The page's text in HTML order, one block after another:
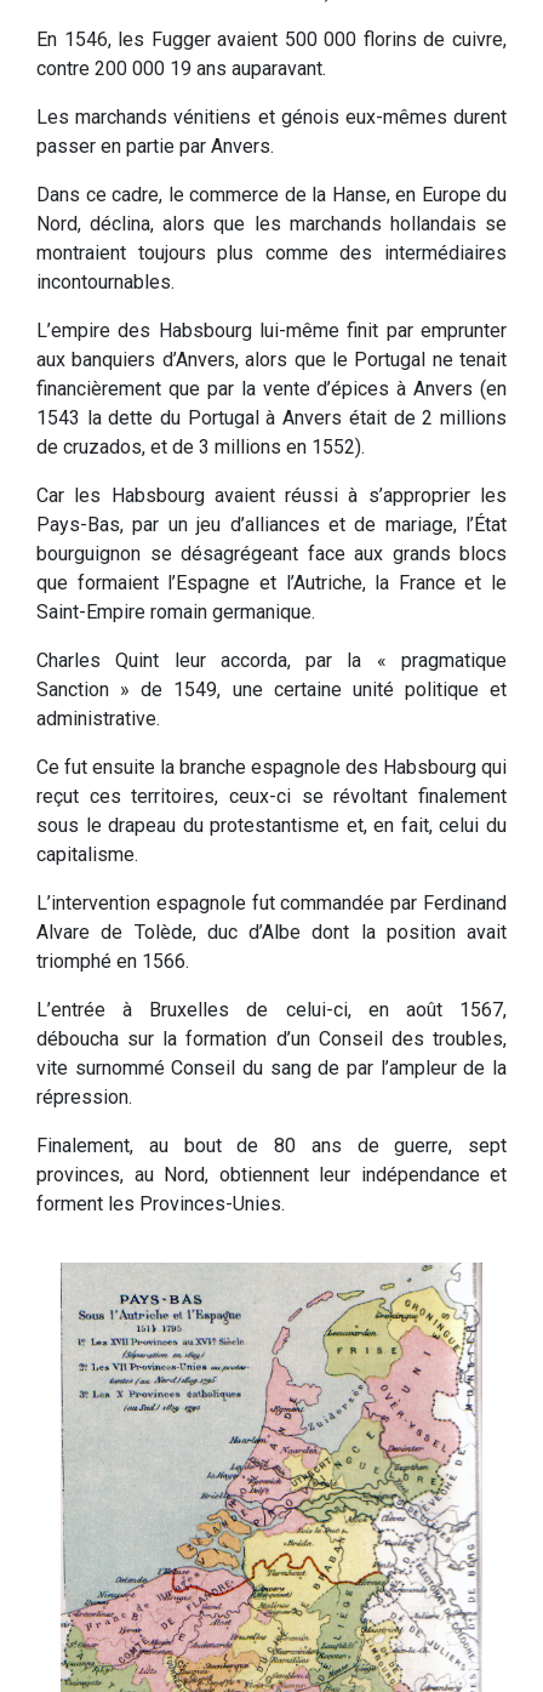
En 1546, les Fugger avaient 500 000 florins de cuivre,
contre 200 000 19 ans auparavant.
Les marchands vénitiens et génois eux-mêmes durent
passer en partie par Anvers.
Dans ce cadre, le commerce de la Hanse, en Europe du
Nord, déclina, alors que les marchands hollandais se
montraient toujours plus comme des intermédiaires
incontournables.
L’empire des Habsbourg lui-même finit par emprunter
aux banquiers d’Anvers, alors que le Portugal ne tenait
financièrement que par la vente d’épices à Anvers (en
1543 la dette du Portugal à Anvers était de 2 millions
de cruzados, et de 3 millions en 1552).
Car les Habsbourg avaient réussi à s’approprier les
Pays-Bas, par un jeu d’alliances et de mariage, l’État
bourguignon se désagrégeant face aux grands blocs
que formaient l’Espagne et l’Autriche, la France et le
Saint-Empire romain germanique.
Charles Quint leur accorda, par la « pragmatique
Sanction » de 1549, une certaine unité politique et
administrative.
Ce fut ensuite la branche espagnole des Habsbourg qui
reçut ces territoires, ceux-ci se révoltant finalement
sous le drapeau du protestantisme et, en fait, celui du
capitalisme.
L’intervention espagnole fut commandée par Ferdinand
Alvare de Tolède, duc d’Albe dont la position avait
triomphé en 1566.
L’entrée à Bruxelles de celui-ci, en août 1567,
déboucha sur la formation d’un Conseil des troubles,
vite surnommé Conseil du sang de par l’ampleur de la
répression.
Finalement, au bout de 80 ans de guerre, sept
provinces, au Nord, obtiennent leur indépendance et
forment les Provinces-Unies.